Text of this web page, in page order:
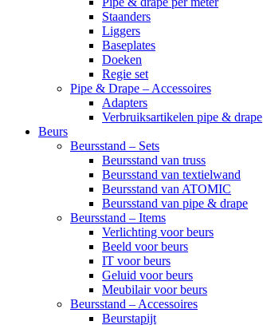
Staanders
Liggers
Baseplates
Doeken
Regie set
Pipe & Drape – Accessoires
Adapters
Verbruiksartikelen pipe & drape
Beurs
Beursstand – Sets
Beursstand van truss
Beursstand van textielwand
Beursstand van ATOMIC
Beursstand van pipe & drape
Beursstand – Items
Verlichting voor beurs
Beeld voor beurs
IT voor beurs
Geluid voor beurs
Meubilair voor beurs
Beursstand – Accessoires
Beurstapijt